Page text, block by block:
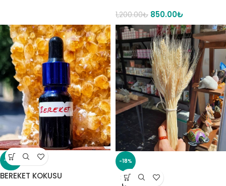
1,200.00₺ 850.00₺
-29%
BEREKET KOKUSU
-18%
SOLD